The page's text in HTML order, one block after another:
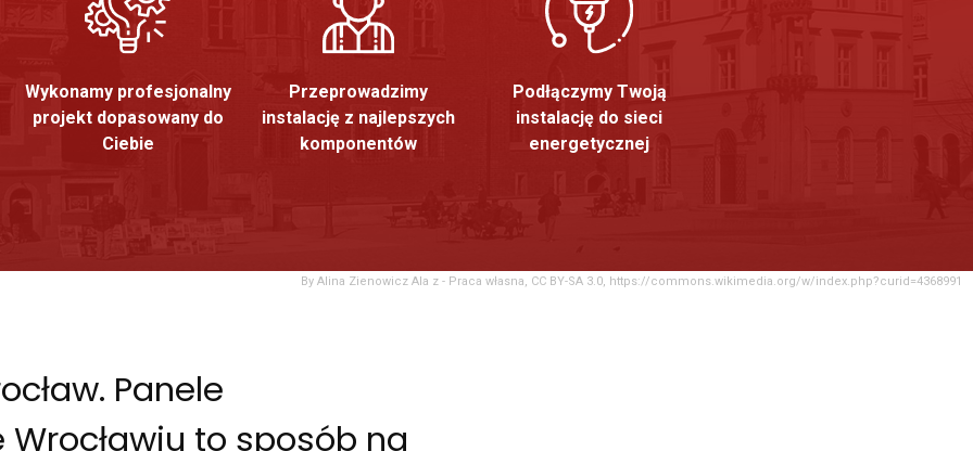
Wykonamy profesjonalny
projekt dopasowany do
Ciebie
Przeprowadzimy
instalację z najlepszych
komponentów
Podłączymy Twoją
instalację do sieci
energetycznej
By Alina Zienowicz Ala z - Praca własna, CC BY-SA 3.0, https://commons.wikimedia.org/w/index.php?curid=4368991
Panele
to sposób na